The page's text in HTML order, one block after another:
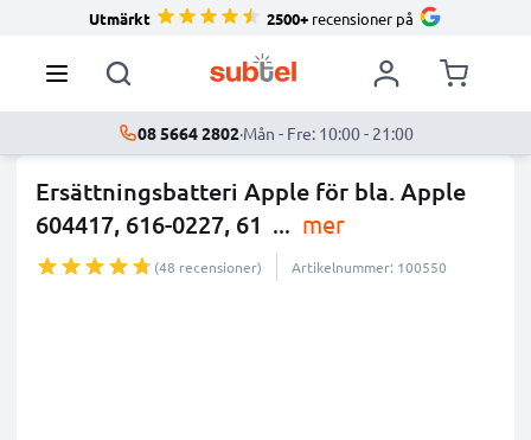
Utmärkt 2500+ recensioner på
08 5664 2802·Mån - Fre: 10:00 - 21:00
Ersättningsbatteri Apple för bla. Apple
604417, 616-0227, 61 ... mer
(48 recensioner) Artikelnummer: 100550